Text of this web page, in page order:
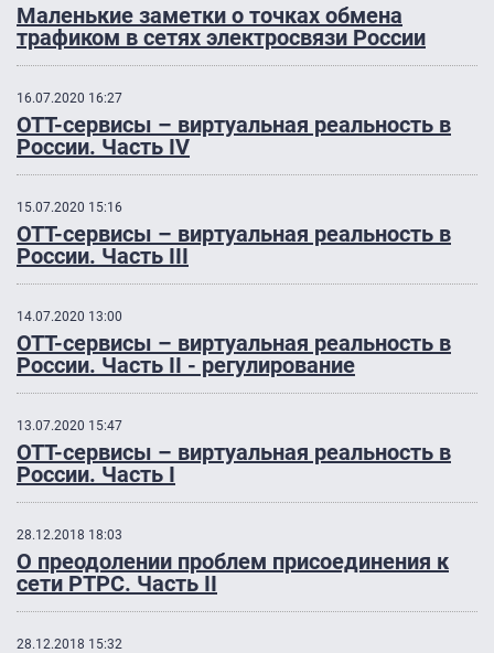
Маленькие заметки о точках обмена
трафиком в сетях электросвязи России
16.07.2020 16:27
OTT-сервисы – виртуальная реальность в
России. Часть IV
15.07.2020 15:16
OTT-сервисы – виртуальная реальность в
России. Часть III
14.07.2020 13:00
OTT-сервисы – виртуальная реальность в
России. Часть II - регулирование
13.07.2020 15:47
OTT-сервисы – виртуальная реальность в
России. Часть I
28.12.2018 18:03
О преодолении проблем присоединения к
сети РТРС. Часть II
28.12.2018 15:32